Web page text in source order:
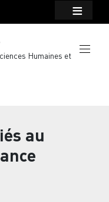
Humaines et
au